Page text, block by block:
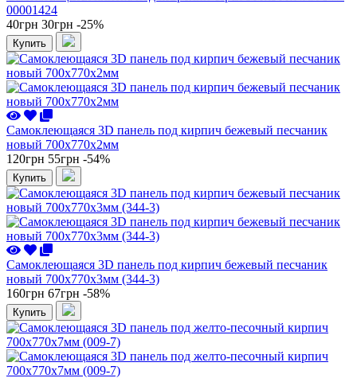
00001424
40грн 30грн -25%
Купить
Самоклеющаяся 3D панель под кирпич бежевый песчаник
новый 700x770x2мм
120грн 55грн -54%
Купить
Самоклеющаяся 3D панель под кирпич бежевый песчаник
новый 700x770x3мм (344-3)
160грн 67грн -58%
Купить